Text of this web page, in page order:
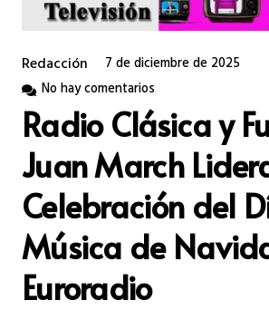
Redacción
7 de diciembre de 2025
No hay comentarios
Radio Clásica y
Juan March
Celebración del
Música de
Euroradio